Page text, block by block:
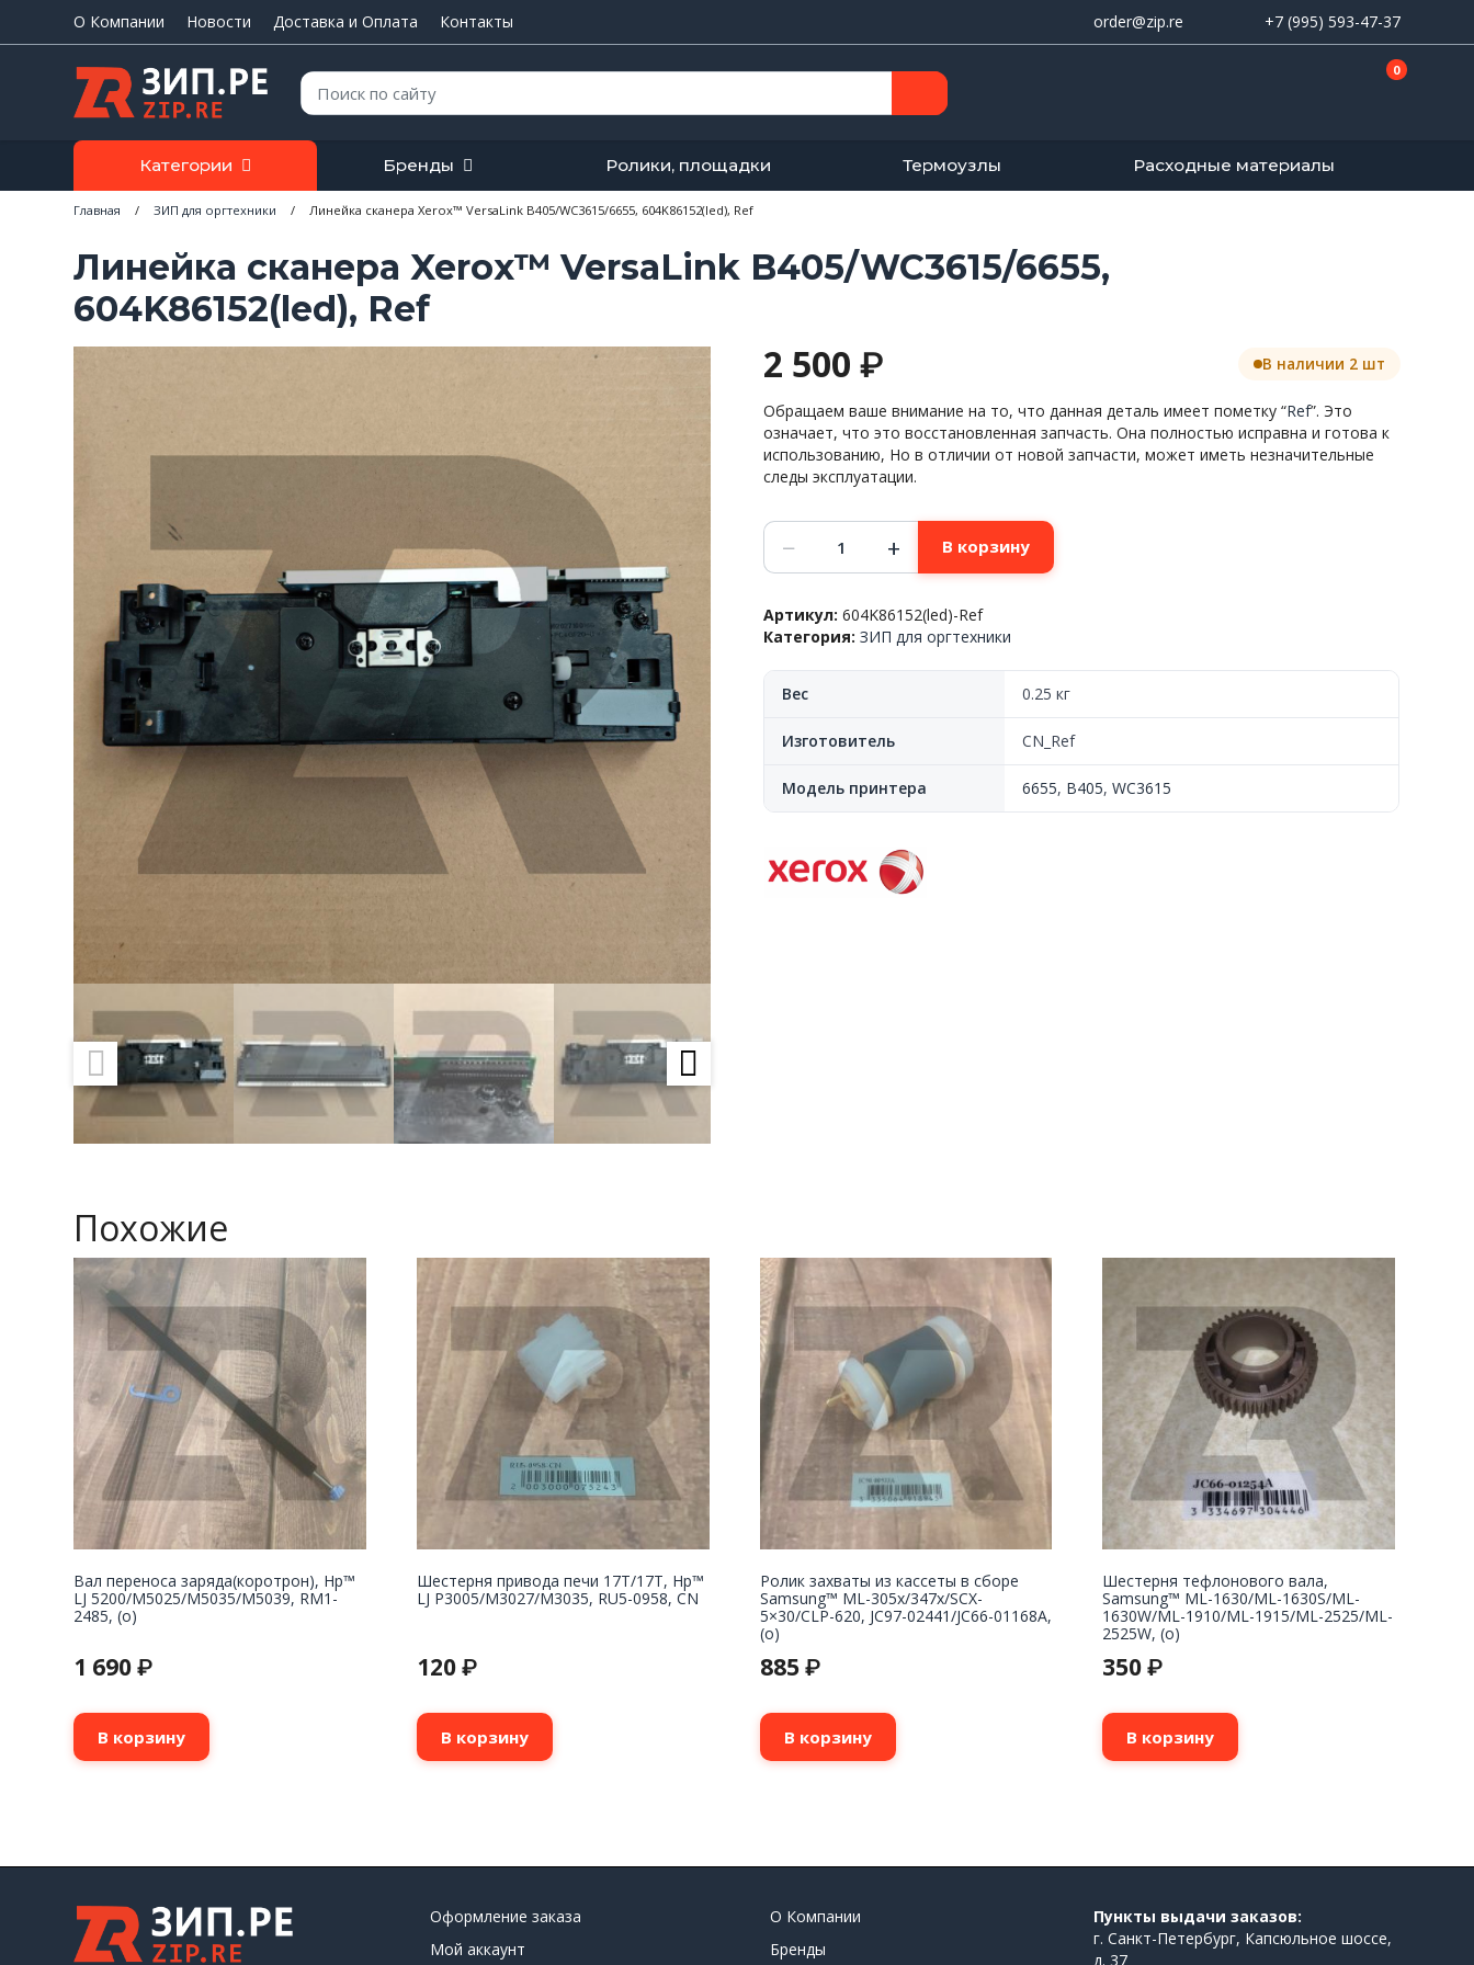
О Компании Новости Доставка и Оплата Контакты order@zip.re +7 (995) 593-47-37
Поиск: 0
Категории Бренды Ролики, площадки Термоузлы Расходные материалы
Главная / ЗИП для оргтехники / Линейка сканера Xerox™ VersaLink B405/WC3615/6655, 604K86152(led), Ref
Линейка сканера Xerox™ VersaLink B405/WC3615/6655,
604K86152(led), Ref
2 500₽
Обращаем ваше внимание на то, что данная деталь имеет пометку “Ref”. Это
означает, что это восстановленная запчасть. Она полностью исправна и готова к
использованию, Но в отличии от новой запчасти, может иметь незначительные
следы эксплуатации.
В наличии 2 шт
Количество
товара
Линейка
Xerox™
VersaLink
604K86152(led),
Ref
− + В корзину
Артикул:604K86152(led)-Ref
Категория:ЗИП для оргтехники
Вес 0.25 кг
Изготовитель CN_Ref
Модель принтера 6655, B405,WC3615
Похожие
Вал переноса заряда(коротрон), Hp™
LJ 5200/M5025/M5035/M5039, RM1-
2485, (о)
1 690 ₽
В корзину
Шестерня привода печи 17T/17T, Hp™
LJ P3005/M3027/M3035, RU5-0958, CN
120 ₽
В корзину
Ролик захваты из кассеты в сборе
Samsung™ ML-305x/347x/SCX-
5×30/CLP-620, JC97-02441/JC66-01168A,
(o)
885 ₽
В корзину
Шестерня тефлонового вала,
Samsung™ ML-1630/ML-1630S/ML-
1630W/ML-1910/ML-1915/ML-2525/ML-
2525W, (о)
350₽
В корзину
Оформление заказа
Мой аккаунт
О Компании
Бренды
Пункты выдачи заказов:
г. Санкт-Петербург, Капсюльное шоссе,
д. 37